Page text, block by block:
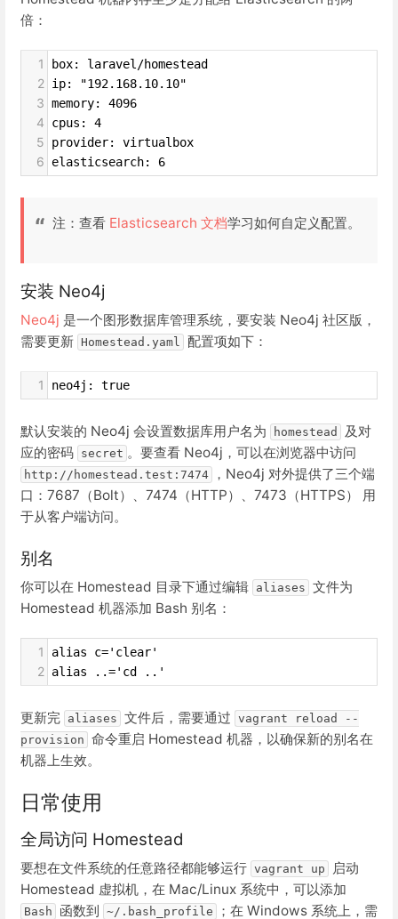
倍：
1 box: laravel/homestead
2 ip: "192.168.10.10"
3 memory: 4096
4 cpus: 4
5 provider: virtualbox
6 elasticsearch: 6
注：查看 Elasticsearch 文档学习如何自定义配置。
安装 Neo4j
Neo4j 是一个图形数据库管理系统，要安装 Neo4j 社区版，
需要更新 Homestead.yaml 配置项如下：
1 neo4j: true
默认安装的 Neo4j 会设置数据库用户名为 homestead
及对
应的密码 secret 。要查看 Neo4j，可以在浏览器中访问
http://homestead.test:7474
，Neo4j 对外提供了三个端
口：7687（Bolt）、7474（HTTP）、7473（HTTPS） 用
于从客户端访问。
别名
你可以在 Homestead 目录下通过编辑 aliases 文件为
Homestead 机器添加 Bash 别名：
1 alias c='clear'
2 alias ..='cd ..'
更新完 aliases 文件后，需要通过 vagrant reload --
provision 命令重启 Homestead 机器，以确保新的别名在
机器上生效。
日常使用
全局访问 Homestead
要想在文件系统的任意路径都能够运行 vagrant up
启动
Homestead 虚拟机，在 Mac/Linux 系统中，可以添加
Bash 函数到 ~/.bash_profile
；在 Windows 系统上，需